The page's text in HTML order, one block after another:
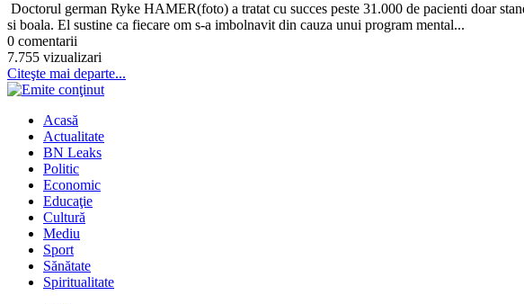
Doctorul german Ryke HAMER(foto) a tratat cu succes peste 31.000 de pacienti doar
si boala. El sustine ca fiecare om s-a imbolnavit din cauza unui program mental...
0 comentarii
7.755 vizualizari
Citeşte mai departe...
Acasă
Actualitate
BN Leaks
Politic
Economic
Educaţie
Cultură
Mediu
Sport
Sănătate
Spiritualitate